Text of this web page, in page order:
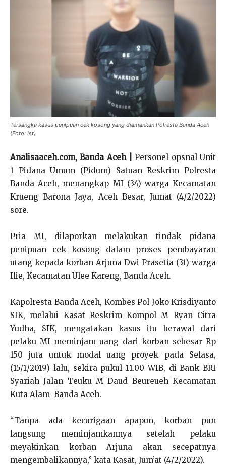
Tersangka kasus penipuan cek kosong yang diamankan Polresta Banda Aceh
(Foto: Ist)
Analisaaceh.com, Banda Aceh |Personel opsnal Unit
1 Pidana Umum (Pidum) Satuan Reskrim Polresta
Banda Aceh, menangkap MI (34) warga Kecamatan
Krueng Barona Jaya, Aceh Besar, Jumat (4/2/2022)
sore.
Pria MI, dilaporkan melakukan tindak pidana
penipuan cek kosong dalam proses pembayaran
utang kepada korban Arjuna Dwi Prasetia (31) warga
Ilie, Kecamatan Ulee Kareng, Banda Aceh.
Kapolresta Banda Aceh, Kombes Pol Joko Krisdiyanto
SIK, melalui Kasat Reskrim Kompol M Ryan Citra
Yudha, SIK, mengatakan kasus itu berawal dari
pelaku MI meminjam uang dari korban sebesar Rp
150 juta untuk modal uang proyek pada Selasa,
(15/1/2019) lalu, sekira pukul 11.00 WIB, di Bank BRI
Syariah Jalan Teuku M Daud Beureueh Kecamatan
Kuta Alam Banda Aceh.
“Tanpa ada kecurigaan apapun, korban pun
langsung meminjamkannya setelah pelaku
meyakinkan korban Arjuna akan secepatnya
mengembalikannya,” kata Kasat, Jum’at (4/2/2022).